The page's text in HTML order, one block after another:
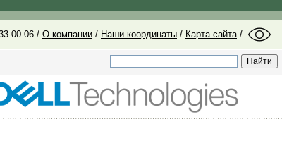
00-06 / О компании / Наши координаты / Карта сайта /